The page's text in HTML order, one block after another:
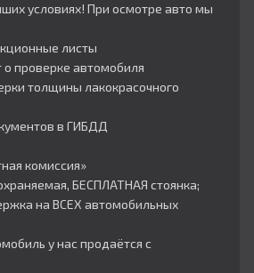
условиях! При осмотре авто мы
листы
проверке автомобиля
толщины лакокрасочного
в ГИБДД
комиссия»
БЕСПЛАТНАЯ стоянка;
на ВСЕХ автомобильных
у нас продаётся с